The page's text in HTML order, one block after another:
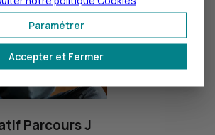
Parcours J
Accepter et Fermer
Paramétrer